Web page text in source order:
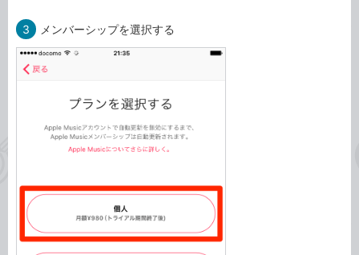
3 メンバーシップを選択する